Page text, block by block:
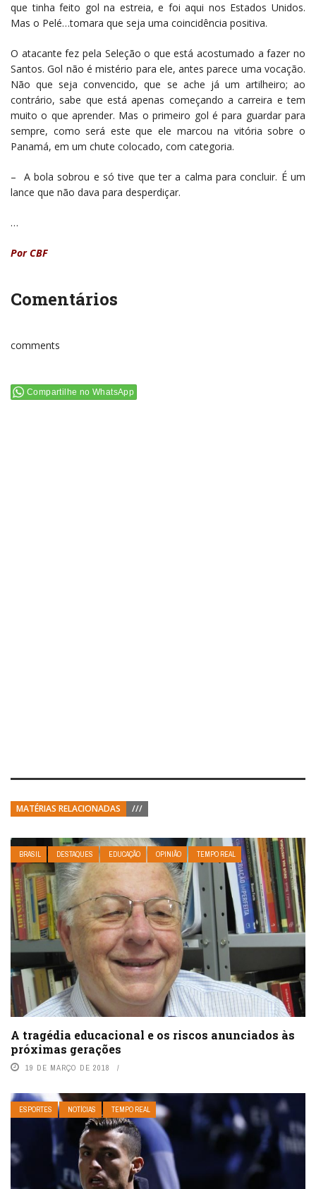
que tinha feito gol na estreia, e foi aqui nos Estados Unidos.
Mas o Pelé…tomara que seja uma coincidência positiva.
O atacante fez pela Seleção o que está acostumado a fazer no
Santos. Gol não é mistério para ele, antes parece uma vocação.
Não que seja convencido, que se ache já um artilheiro; ao
contrário, sabe que está apenas começando a carreira e tem
muito o que aprender. Mas o primeiro gol é para guardar para
sempre, como será este que ele marcou na vitória sobre o
Panamá, em um chute colocado, com categoria.
– A bola sobrou e só tive que ter a calma para concluir. É um
lance que não dava para desperdiçar.
…
Por CBF
Comentários
comments
Compartilhe no WhatsApp
MATÉRIAS RELACIONADAS ///
BRASIL DESTAQUES EDUCAÇÃO OPINIÃO TEMPO REAL
A tragédia educacional e os riscos anunciados às
próximas gerações
19 DE MARÇO DE 2018
ESPORTES NOTÍCIAS TEMPO REAL